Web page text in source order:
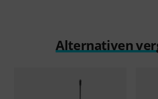
Alternativen